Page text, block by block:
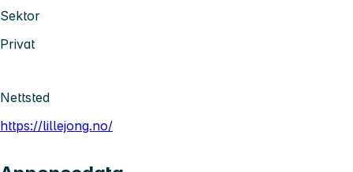
Sektor
Privat
Nettsted
https://lillejong.no/